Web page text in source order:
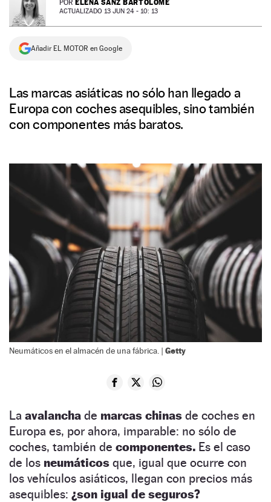
NEWSLETTER
SÍGUENOS
POR ELENA SANZ BARTOLOMÉ
ACTUALIZADO 13 JUN 24 - 10: 13
Añadir EL MOTOR en Google
Las marcas asiáticas no sólo han llegado a
Europa con coches asequibles, sino también
con componentes más baratos.
Neumáticos en el almacén de una fábrica. | Getty
La avalancha de marcas chinas de coches en
Europa es, por ahora, imparable: no sólo de
coches, también de componentes. Es el caso
de los neumáticos que, igual que ocurre con
los vehículos asiáticos, llegan con precios más
asequibles: ¿son igual de seguros?